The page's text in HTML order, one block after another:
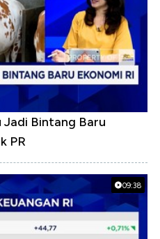
Jadi Bintang Baru
PR
09:38